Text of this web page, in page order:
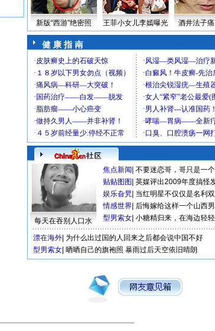
新版“西游”绝密照 王菲小女儿李嫣曝光 酒井法子
健 康 指 南
每天在吞别人口水
焦点新闻 不要迷恋哥，哥只是一
贴贴图图 英媒评出2009年度搞怪
娱乐旮旯 当红明星不仅仅是名利
情感世界 后悔嫁给这样一个山西
型男索女 小糖精归来，在海边轻
漂在海外 为什么出过国的人回来之后都会说中国不好
型男索女 晒晒自己的旗袍照 暴雨过后天空依旧晴朗